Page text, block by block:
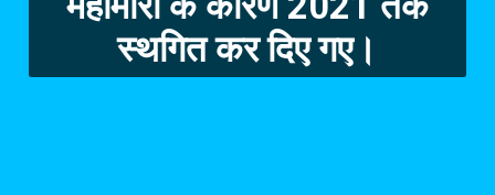
स्थगित कर दिए गए।